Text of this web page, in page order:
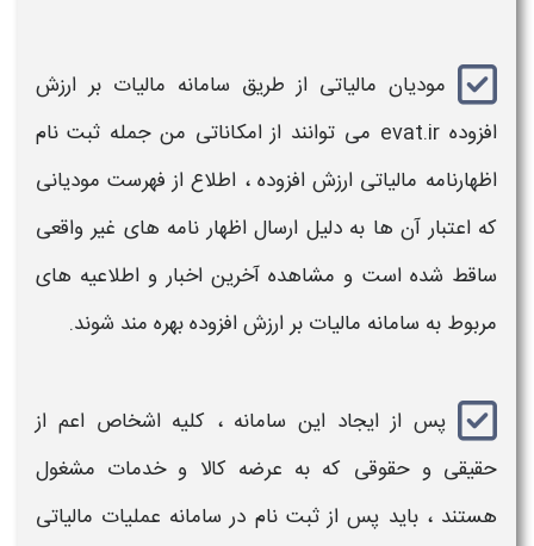
مودیان مالیاتی از طریق سامانه مالیات بر ارزش
افزوده evat.ir می توانند از امکاناتی من جمله ثبت نام
اظهارنامه مالیاتی ارزش افزوده ، اطلاع از فهرست مودیانی
که اعتبار آن ها به دلیل ارسال اظهار نامه های غیر واقعی
ساقط شده است و مشاهده آخرین اخبار و اطلاعیه های
مربوط به سامانه مالیات بر ارزش افزودهبهره مند شوند.
پس از ایجاد این سامانه ، کلیه اشخاص اعم از
حقیقی و حقوقی که به عرضه کالا و خدمات مشغول
هستند ، باید پس از ثبت نام در سامانه عملیات مالیاتی